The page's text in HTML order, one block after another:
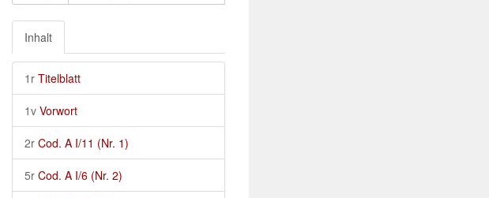
Inhalt
1r Titelblatt
1v Vorwort
2r Cod. A I/11 (Nr. 1)
5r Cod. A I/6 (Nr. 2)